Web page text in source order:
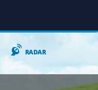
RADAR